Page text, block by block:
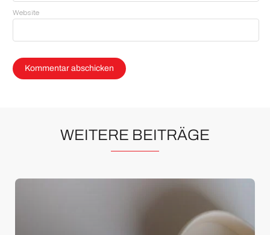
Website
WEITERE BEITRÄGE